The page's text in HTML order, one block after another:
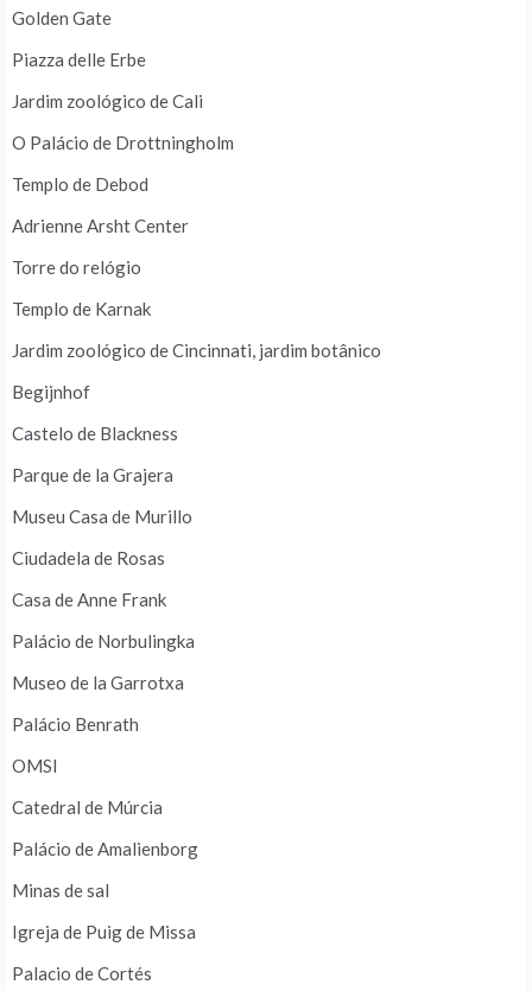
Golden Gate
Piazza delle Erbe
Jardim zoológico de Cali
O Palácio de Drottningholm
Templo de Debod
Adrienne Arsht Center
Torre do relógio
Templo de Karnak
Jardim zoológico de Cincinnati, jardim botânico
Begijnhof
Castelo de Blackness
Parque de la Grajera
Museu Casa de Murillo
Ciudadela de Rosas
Casa de Anne Frank
Palácio de Norbulingka
Museo de la Garrotxa
Palácio Benrath
OMSI
Catedral de Múrcia
Palácio de Amalienborg
Minas de sal
Igreja de Puig de Missa
Palacio de Cortés